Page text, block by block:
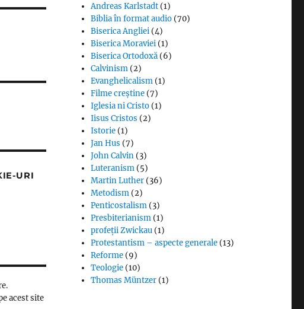
URI
acest site
Andreas Karlstadt (1)
Biblia în format audio (70)
Biserica Angliei (4)
Biserica Moraviei (1)
Biserica Ortodoxă (6)
Calvinism (2)
Evanghelicalism (1)
Filme creștine (7)
Iglesia ni Cristo (1)
Iisus Cristos (2)
Istorie (1)
Jan Hus (7)
John Calvin (3)
Luteranism (5)
Martin Luther (36)
Metodism (2)
Penticostalism (3)
Presbiterianism (1)
profeții Zwickau (1)
Protestantism – aspecte generale (13)
Reforme (9)
Teologie (10)
Thomas Müntzer (1)